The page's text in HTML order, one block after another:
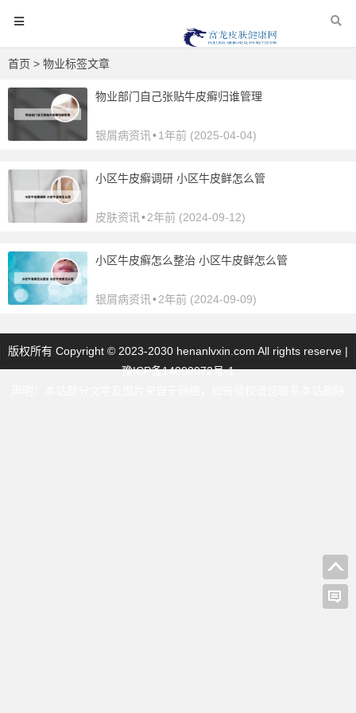
首页 > 物业标签文章
物业部门自己张贴牛皮癣归谁管理
银屑病资讯 •1年前 (2025-04-04)
小区牛皮癣调研 小区牛皮鲜怎么管
皮肤资讯 •2年前 (2024-09-12)
小区牛皮癣怎么整治 小区牛皮鲜怎么管
银屑病资讯 •2年前 (2024-09-09)
版权所有 Copyright © 2023-2030 henanlvxin.com All rights reserve |
豫ICP备14000072号-1